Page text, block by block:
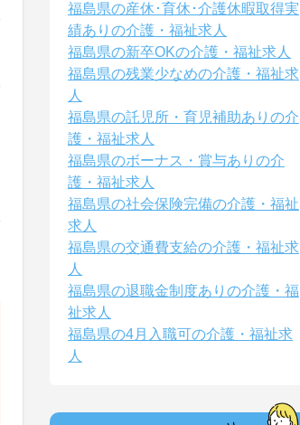
福島県の産休･育休･介護休暇取得実
績ありの介護・福祉求人
福島県の新卒OKの介護・福祉求人
福島県の残業少なめの介護・福祉求
人
福島県の託児所・育児補助ありの介
護・福祉求人
福島県のボーナス・賞与ありの介
護・福祉求人
福島県の社会保険完備の介護・福祉
求人
福島県の交通費支給の介護・福祉求
人
福島県の退職金制度ありの介護・福
祉求人
福島県の4月入職可の介護・福祉求
人